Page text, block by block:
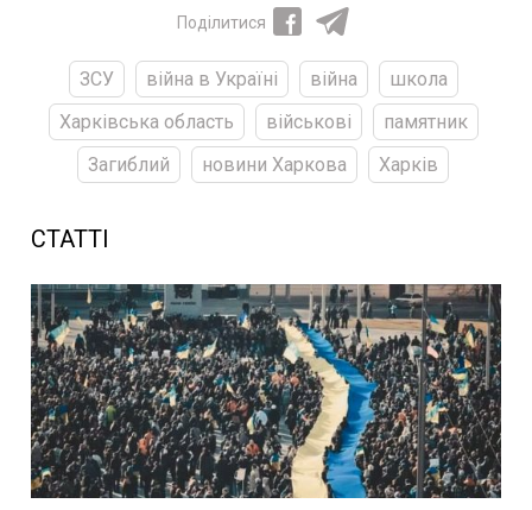
Поділитися
ЗСУ війна в Україні війна
школа
Харківська область
військові
памятник
Загиблий
новини Харкова Харків
СТАТТІ